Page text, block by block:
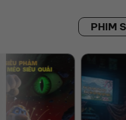
PHIM